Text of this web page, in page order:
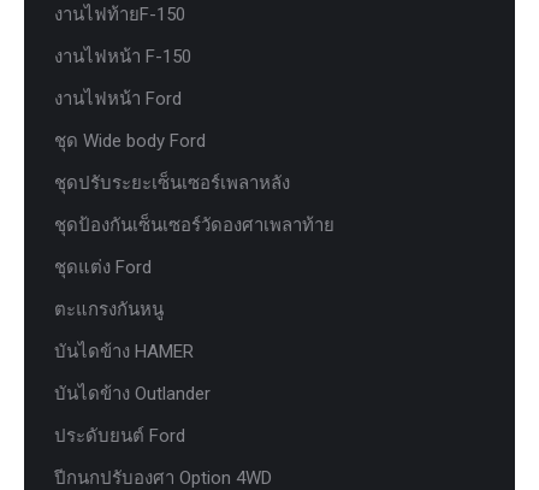
งานไฟท้ายF-150
งานไฟหน้า F-150
งานไฟหน้า Ford
ชุด Wide body Ford
ชุดปรับระยะเซ็นเซอร์เพลาหลัง
ชุดป้องกันเซ็นเซอร์วัดองศาเพลาท้าย
ชุดแต่ง Ford
ตะแกรงกันหนู
บันไดข้าง HAMER
บันไดข้าง Outlander
ประดับยนต์ Ford
ปีกนกปรับองศา Option 4WD